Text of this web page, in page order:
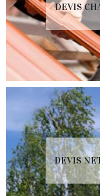
DEVIS
DEVIS